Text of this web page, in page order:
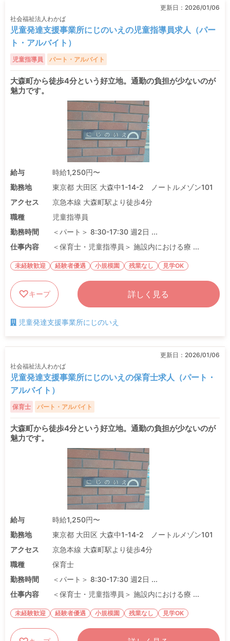
更新日： 2026/01/06
社会福祉法人わかば
児童発達支援事業所にじのいえの児童指導員求人（パー
ト・アルバイト）
児童指導員 パート・アルバイト
大森町から徒歩4分という好立地。通勤の負担が少ないのが
魅力です。
給与
時給1,250円〜
勤務地
東京都 大田区 大森中1-14-2 ノートルメゾン101
アクセス
京急本線 大森町駅より徒歩4分
職種
児童指導員
勤務時間
＜パート＞ 8:30-17:30 週2日 ...
仕事内容
＜保育士・児童指導員＞ 施設内における療 ...
未経験歓迎 経験者優遇 小規模園 残業なし 見学OK
キープ 詳しく見る
児童発達支援事業所にじのいえ
更新日： 2026/01/06
社会福祉法人わかば
児童発達支援事業所にじのいえの保育士求人（パート・
アルバイト）
保育士 パート・アルバイト
大森町から徒歩4分という好立地。通勤の負担が少ないのが
魅力です。
給与
時給1,250円〜
勤務地
東京都 大田区 大森中1-14-2 ノートルメゾン101
アクセス
京急本線 大森町駅より徒歩4分
職種
保育士
勤務時間
＜パート＞ 8:30-17:30 週2日 ...
仕事内容
＜保育士・児童指導員＞ 施設内における療 ...
未経験歓迎 経験者優遇 小規模園 残業なし 見学OK